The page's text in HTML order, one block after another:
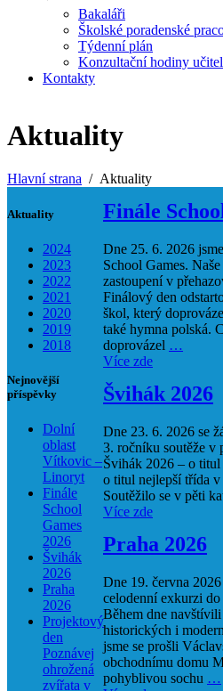
Bakaláři
Školské poradenské
Týdenní plán
Konzultační hodiny
Kontakty
Aktuality
Hlavní strana Aktuality
Finále
Dne 25. 6. 2026
School Games.
zastoupení v
Finálový den
škol, který
také hymna polská.
doprovázel …
Více zde
Švihák 2026
Dne 23. 6. 2026 se
3. ročníku soutěže v
Švihák 2026 – o
o titul nejlepší třída
Soutěžilo se v pěti
Více zde
Praha 2026
Dne 19. června
celodenní exkurzi do
Během dne
historických i
jsme se prošli
obchodnímu domu
pohyblivou sochu …
Aktuality
2024
2023
2022
2021
2020
2019
2018
Nejnovější
příspěvky
Dolní
oblast
Vítkovic –
Linoryt
Finále
School
Games
2026
Švihák
2026
Praha
2026
Projektový
den
Poznávej
ohrožená
zvířata v